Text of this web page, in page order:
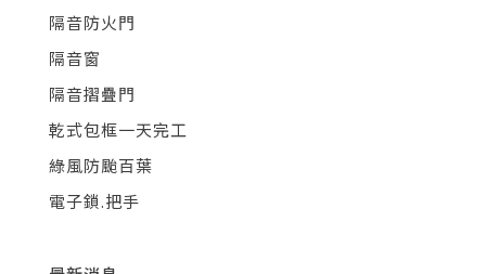
隔音防火門
隔音窗
隔音摺疊門
乾式包框一天完工
綠風防颱百葉
電子鎖.把手